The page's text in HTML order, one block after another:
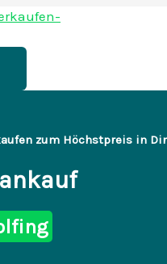
zum Höchstpreis in